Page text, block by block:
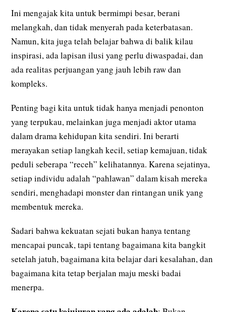
Ini mengajak kita untuk bermimpi besar, berani
melangkah, dan tidak menyerah pada keterbatasan.
Namun, kita juga telah belajar bahwa di balik kilau
inspirasi, ada lapisan ilusi yang perlu diwaspadai, dan
ada realitas perjuangan yang jauh lebih raw dan
kompleks.
Penting bagi kita untuk tidak hanya menjadi penonton
yang terpukau, melainkan juga menjadi aktor utama
dalam drama kehidupan kita sendiri. Ini berarti
merayakan setiap langkah kecil, setiap kemajuan, tidak
peduli seberapa “receh” kelihatannya. Karena sejatinya,
setiap individu adalah “pahlawan” dalam kisah mereka
sendiri, menghadapi monster dan rintangan unik yang
membentuk mereka.
Sadari bahwa kekuatan sejati bukan hanya tentang
mencapai puncak, tapi tentang bagaimana kita bangkit
setelah jatuh, bagaimana kita belajar dari kesalahan, dan
bagaimana kita tetap berjalan maju meski badai
menerpa.